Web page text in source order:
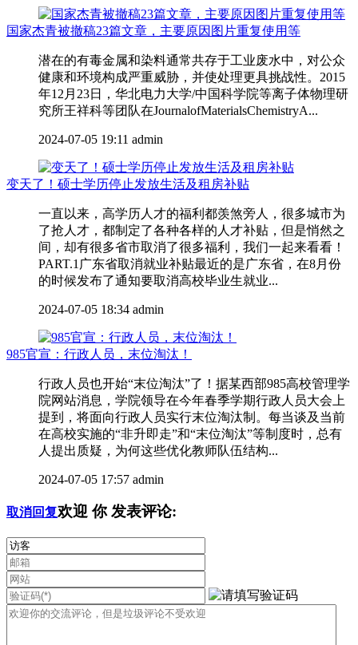
国家杰青被撤稿23篇文章，主要原因图片重复使用等
潜在的有毒金属和染料通常共存于工业废水中，对公众
健康和环境构成严重威胁，并使处理更具挑战性。2015
年12月23日，华北电力大学/中国科学院等离子体物理研
究所王祥科等团队在JournalofMaterialsChemistryA...
2024-07-05 19:11 admin
变天了！硕士学历停止发放生活及租房补贴
一直以来，高学历人才的福利都羡煞旁人，很多城市为
了抢人才，都制定了各种各样的人才补贴，但是悄然之
间，却有很多省市取消了很多福利，我们一起来看看！
PART.1广东省取消就业补贴最近的是广东省，在8月份
的时候发布了通知要取消高校毕业生就业...
2024-07-05 18:34 admin
985官宣：行政人员，末位淘汰！
行政人员也开始“末位淘汰”了！据某西部985高校管理学
院网站消息，学院领导在今年春季学期行政人员大会上
提到，将面向行政人员实行末位淘汰制。每当谈及当前
在高校实施的“非升即走”和“末位淘汰”等制度时，总有
人提出质疑，为何这些优化教师队伍结构...
2024-07-05 17:57 admin
取消回复欢迎 你发表评论: